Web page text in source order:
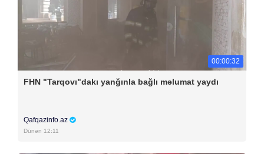
00:00:32
FHN "Tarqovı"dakı yanğınla bağlı məlumat yaydı
Qafqazinfo.az
Dünən 12:11